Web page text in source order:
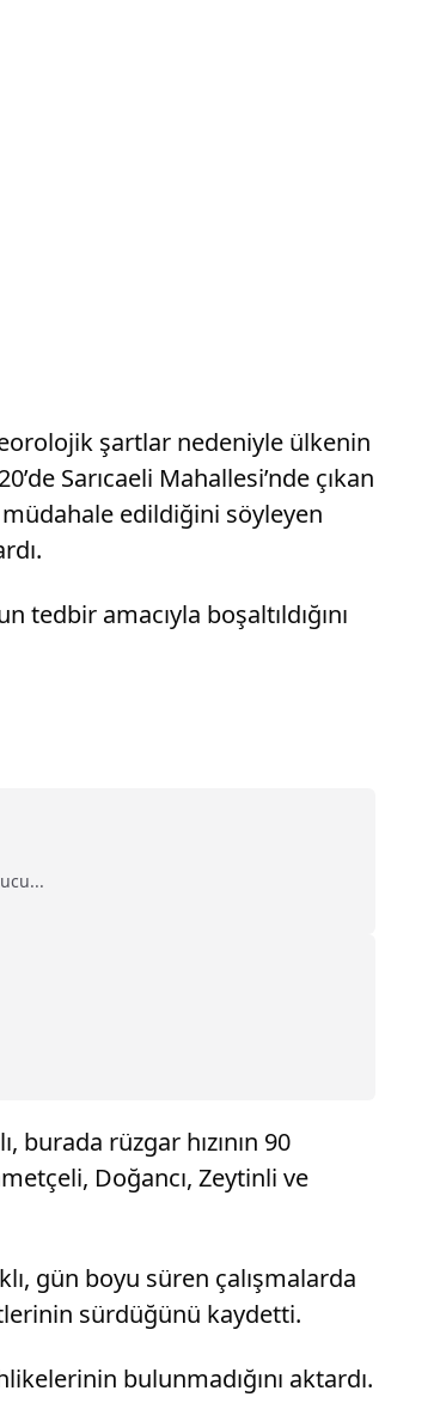
şartlar nedeniyle ülkenin
Sarıcaeli Mahallesi’nde çıkan
müdahale edildiğini söyleyen
amacıyla boşaltıldığını
rüzgar hızının 90
Doğancı, Zeytinli ve
gün boyu süren çalışmalarda
sürdüğünü kaydetti.
bulunmadığını aktardı.